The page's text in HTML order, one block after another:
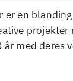
er en
med deres